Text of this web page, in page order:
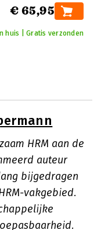
€ 65,95
huis | Gratis verzonden
HRM aan de
auteur
bijgedragen
vakgebied.